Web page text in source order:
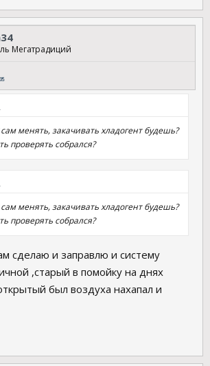
Мегатрадиций
менять, закачивать хладогент будешь?
проверять собрался?
менять, закачивать хладогент будешь?
проверять собрался?
сделаю и заправлю и систему
,старый в помойку на днях
был воздуха нахапал и